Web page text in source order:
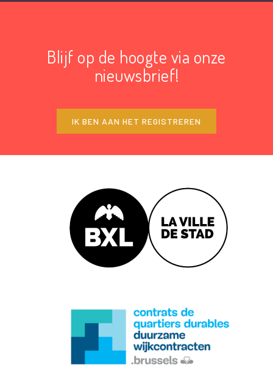
Blijf op de hoogte via onze
nieuwsbrief!
IK BEN AAN HET REGISTREREN